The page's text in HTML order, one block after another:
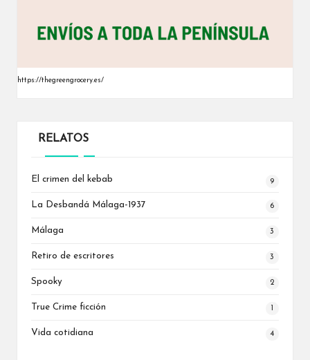
https://thegreengrocery.es/
RELATOS
El crimen del kebab 9
La Desbandá Málaga-1937 6
Málaga 3
Retiro de escritores 3
Spooky 2
True Crime ficción
Vida cotidiana 4